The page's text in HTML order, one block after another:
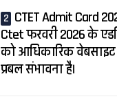
CTET Admit Card
Ctet फरवरी 2026 के
को आधिकारिक वेबसाइट
प्रबल संभावना है।